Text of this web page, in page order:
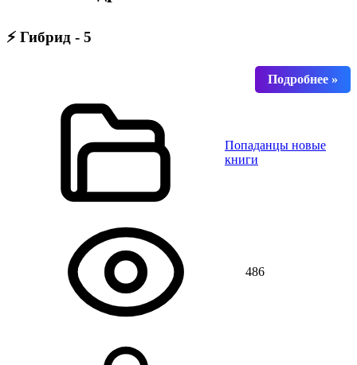
⚡ Гибрид - 5
Попаданцы новые
книги
486